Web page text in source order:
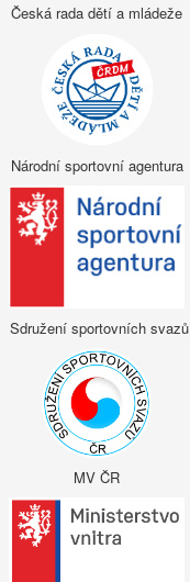
Česká rada dětí a mládeže
Národní sportovní agentura
Sdružení sportovních svazů
MV ČR